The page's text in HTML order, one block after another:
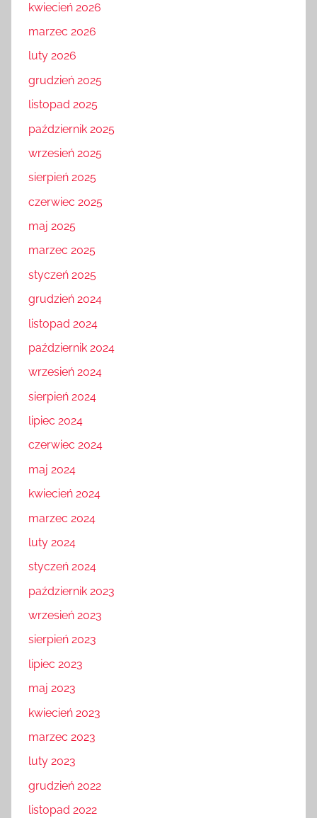
kwiecień 2026
marzec 2026
luty 2026
grudzień 2025
listopad 2025
październik 2025
wrzesień 2025
sierpień 2025
czerwiec 2025
maj 2025
marzec 2025
styczeń 2025
grudzień 2024
listopad 2024
październik 2024
wrzesień 2024
sierpień 2024
lipiec 2024
czerwiec 2024
maj 2024
kwiecień 2024
marzec 2024
luty 2024
styczeń 2024
październik 2023
wrzesień 2023
sierpień 2023
lipiec 2023
maj 2023
kwiecień 2023
marzec 2023
luty 2023
grudzień 2022
listopad 2022